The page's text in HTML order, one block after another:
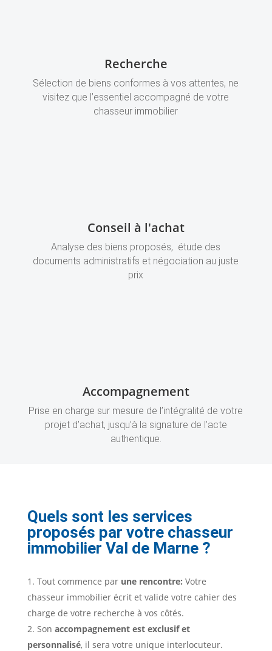
Recherche
Sélection de biens conformes à vos attentes, ne
visitez que l’essentiel accompagné de votre
chasseur immobilier
Conseil à l'achat
Analyse des biens proposés, étude des
documents administratifs et négociation au juste
prix
Accompagnement
Prise en charge sur mesure de l’intégralité de votre
projet d’achat, jusqu’à la signature de l’acte
authentique.
Quels sont les services
proposés par votre chasseur
immobilier Val de Marne ?
Tout commence par une rencontre: Votre
chasseur immobilier écrit et valide votre cahier des
charge de votre recherche à vos côtés.
Son accompagnement est exclusif et
personnalisé, il sera votre unique interlocuteur.